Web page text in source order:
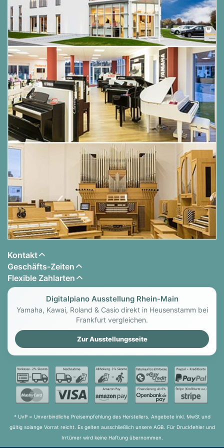
Das minimalistische Design und die flache,
verspiegelte Oberseite mit Touch-
Bedienelementen sorgen für einen raffinierten
Look. Das auffällige goldene Logo auf der
Oberfläche des Gehäuses verleiht ihm einen
zusätzlichen Hauch von Eleganz.
Eine noch
schönere
Darstellung des
Klangs eines
Flügels.
Klangkörper und die komplexe Struktur eines
Flügels führen zu einer Reihe von Resonanzen, die
ihm einen kraftvollen, detaillierten und
einzigartigen Klang verleihen. Casios AiR Sound
Source mit multidimensionalem Morphing erzeugt
genau diese charakteristischen Resonanzen eines
lebendigen, harmonischen Klang dank der dichten
Obertöne jeder einzelnen Saite der 88 Tasten, die
auf das einzigartige Lautsprechersystem
Veränderungen der Klangfarbe, die durch die
Reaktion des Instruments auf die
Anschlagsgeschwindigkeit und den Zeitablauf
entstehen, werden fein kontrolliert und
ermöglichen es Ihnen, sich in allen Spielstilen voll
auszudrücken - von sanft und nuanciert bis hin zu
dynamisch und kraftvoll.
Ein
Kontakt
Geschäfts-Zeiten
Flexible Zahlarten
Digitalpiano Ausstellung Rhein-Main
Yamaha, Kawai, Roland & Casio direkt in Heusenstamm bei
Frankfurt vergleichen.
Zur Ausstellungsseite
* UvP = Unverbindliche Preisempfehlung des Herstellers. Angebote inkl. MwSt und
gültig solange Vorrat reicht. Es gelten ausschließlich unsere AGB. Für Druckfehler und
Irrtümer wird keine Haftung übernommen.